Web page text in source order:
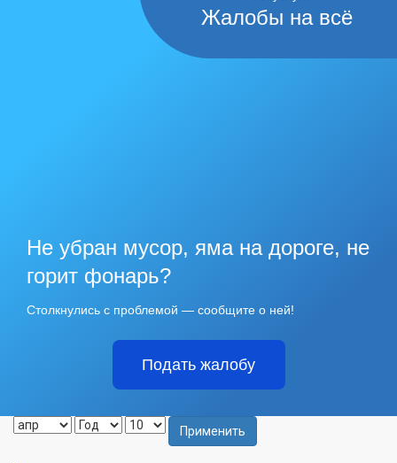
Жалобы на всё
Не убран мусор, яма на дороге, не
горит фонарь?
Столкнулись с проблемой — сообщите о ней!
Подать жалобу
Применить